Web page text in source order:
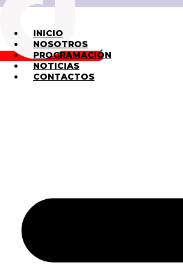
INICIO
NOSOTROS
PROGRAMACIÓN
NOTICIAS
CONTACTOS